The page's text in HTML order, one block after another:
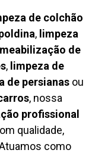
de colchão
, limpeza
de
, limpeza de
de persianas ou
, nossa
profissional
qualidade,
como